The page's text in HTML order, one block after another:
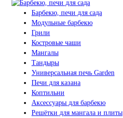
Барбекю, печи для сада
Модульные барбекю
Грили
Костровые чаши
Мангалы
Тандыры
Универсальная печь Garden
Печи для казана
Коптильни
Аксессуары для барбекю
Решётки для мангала и плиты